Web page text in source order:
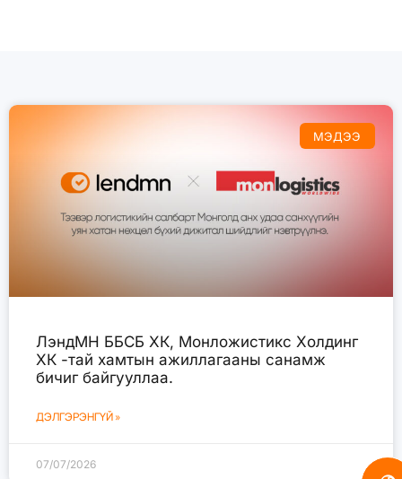
МЭДЭЭ
ЛэндМН ББСБ ХК, Монложистикс Холдинг
ХК -тай хамтын ажиллагааны санамж
бичиг байгууллаа.
ДЭЛГЭРЭНГҮЙ »
07/07/2026